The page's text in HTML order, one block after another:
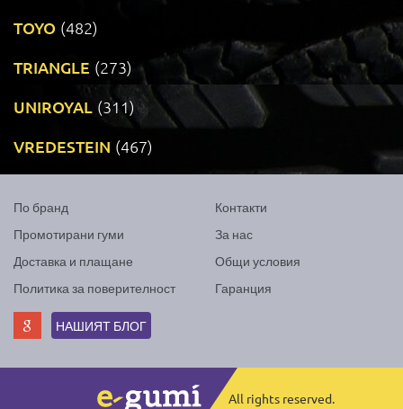
TOYO (482)
TRIANGLE (273)
UNIROYAL (311)
VREDESTEIN (467)
По бранд
Промотирани гуми
Доставка и плащане
Политика за поверителност
Контакти
За нас
Общи условия
Гаранция
НАШИЯТ БЛОГ
All rights reserved.